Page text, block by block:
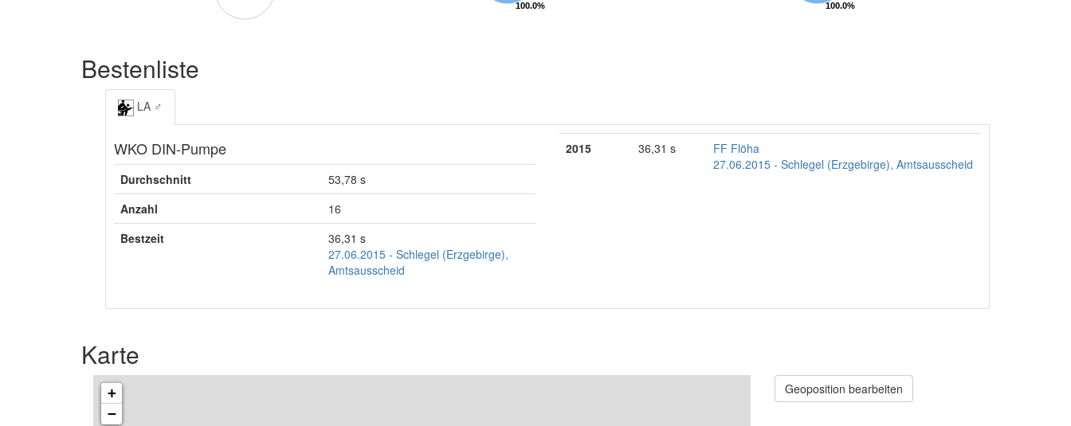
100.0%
100.0% 100.0%
100.0%
Bestenliste
LA ♂
WKO DIN-Pumpe
Durchschnitt
53,78 s
Anzahl
16
Bestzeit
36,31 s
27.06.2015 - Schlegel (Erzgebirge),
Amtsausscheid
2015 36,31 s
FF Flöha
27.06.2015 - Schlegel (Erzgebirge), Amtsausscheid
Karte
+
−
Geoposition bearbeiten